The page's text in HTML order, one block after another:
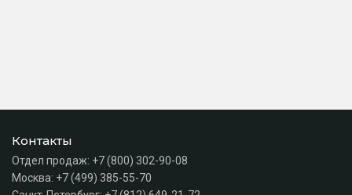
Контакты
Отдел продаж: +7 (800) 302-90-08
Москва: +7 (499) 385-55-70